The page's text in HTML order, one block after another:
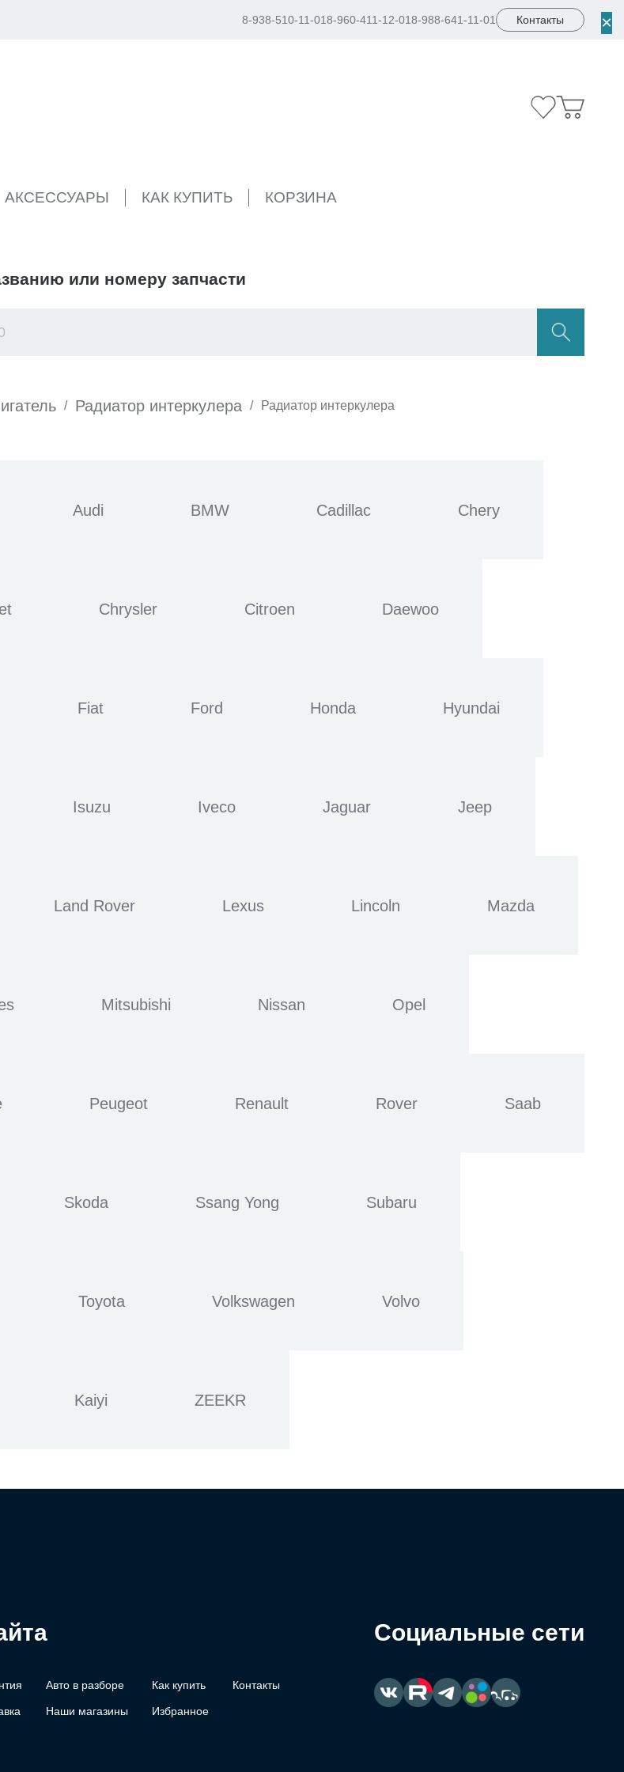
8-938-510-11-018-960-411-12-018-988-641-11-01 Контакты
АКСЕССУАРЫ КАК КУПИТЬ КОРЗИНА
×
или номеру запчасти
/ Радиатор интеркулера / Радиатор интеркулера
Audi BMW Cadillac Chery
Chrysler Citroen Daewoo
Fiat Ford Honda Hyundai
Isuzu Iveco Jaguar Jeep
Land Rover Lexus Lincoln Mazda
Mitsubishi Nissan Opel
Peugeot Renault Rover Saab
Skoda Ssang Yong Subaru
Toyota Volkswagen Volvo
Kaiyi ZEEKR
Авто в разборе Как купить Контакты
Наши магазины Избранное
Социальные сети